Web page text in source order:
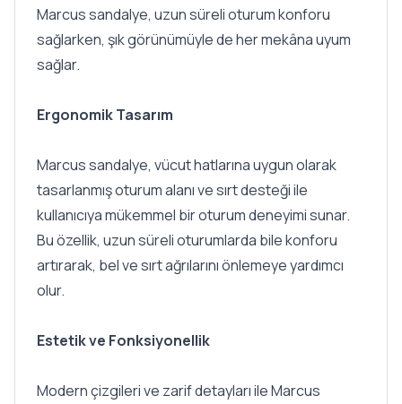
Marcus sandalye, uzun süreli oturum konforu
sağlarken, şık görünümüyle de her mekâna uyum
sağlar.
Ergonomik Tasarım
Marcus sandalye, vücut hatlarına uygun olarak
tasarlanmış oturum alanı ve sırt desteği ile
kullanıcıya mükemmel bir oturum deneyimi sunar.
Bu özellik, uzun süreli oturumlarda bile konforu
artırarak, bel ve sırt ağrılarını önlemeye yardımcı
olur.
Estetik ve Fonksiyonellik
Modern çizgileri ve zarif detayları ile Marcus